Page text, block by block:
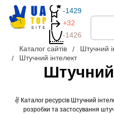
-1429
+32
-1426
Каталог сайтів
Штучний
Штучний інтелект
Штучний
✌ Каталог ресурсів Штучний
розробки та застосування